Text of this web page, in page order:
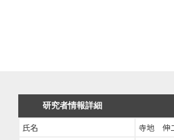
研究者情報詳細
氏名
寺地 伸